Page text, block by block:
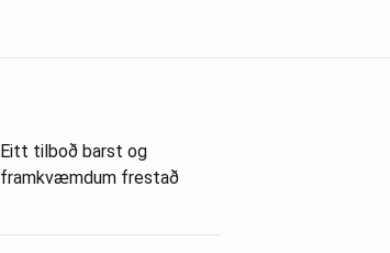
Eitt tilboð barst og
framkvæmdum frestað